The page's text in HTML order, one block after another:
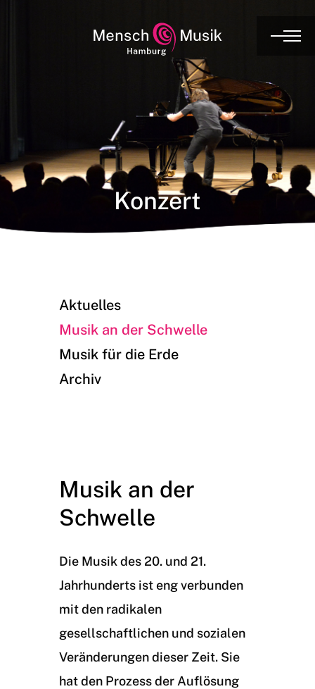
Konzert
Aktuelles
Musik an der Schwelle
Musik für die Erde
Archiv
Musik an der
Schwelle
Die Musik des 20. und 21.
Jahrhunderts ist eng verbunden
mit den radikalen
gesellschaftlichen und sozialen
Veränderungen dieser Zeit. Sie
hat den Prozess der Auflösung